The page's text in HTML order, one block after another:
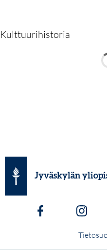
Kulttuurihistoria
Jyväskylän